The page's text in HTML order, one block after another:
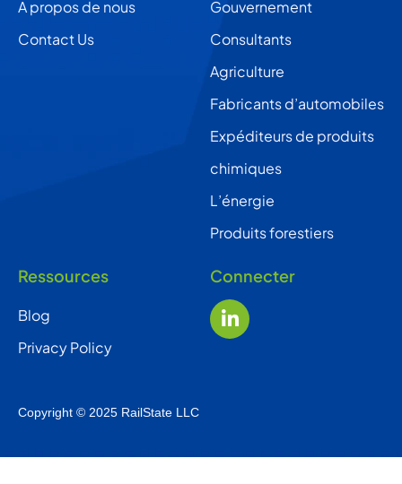
A propos de nous
Contact Us
Gouvernement
Consultants
Agriculture
Fabricants d’automobiles
Expéditeurs de produits
chimiques
L’énergie
Produits forestiers
Ressources
Blog
Privacy Policy
Connecter
Copyright © 2025 RailState LLC